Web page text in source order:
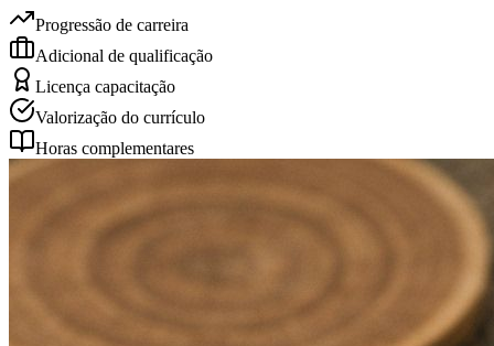
Progressão de carreira
Adicional de qualificação
Licença capacitação
Valorização do currículo
Horas complementares